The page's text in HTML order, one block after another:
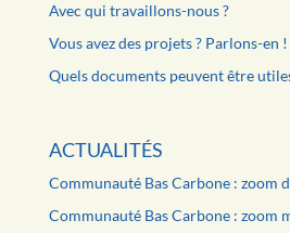
Avec qui travaillons-nous ?
Vous avez des projets ? Parlons-en !
Quels documents peuvent être
ACTUALITÉS
Communauté Bas Carbone : zoom
Communauté Bas Carbone : zoom